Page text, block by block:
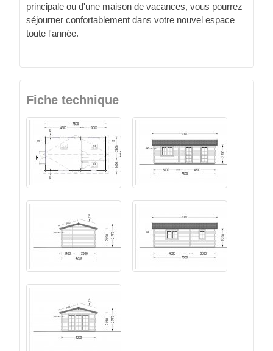
principale ou d'une maison de vacances, vous pourrez
séjourner confortablement dans votre nouvel espace
toute l'année.
Fiche technique